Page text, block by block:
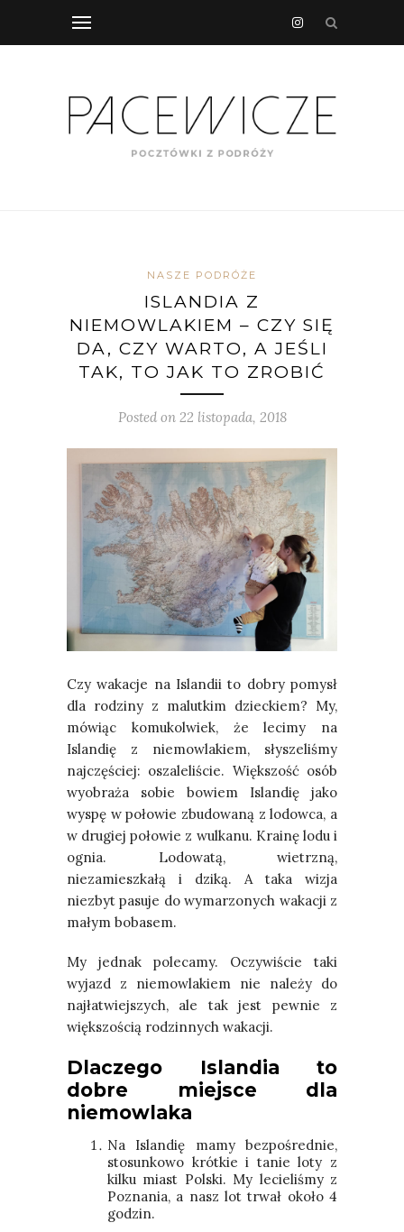
NASZE PODRÓŻE
ISLANDIA Z
NIEMOWLAKIEM – CZY SIĘ
DA, CZY WARTO, A JEŚLI
TAK, TO JAK TO ZROBIĆ
Posted on 22 listopada, 2018
Czy wakacje na Islandii to dobry pomysł
dla rodziny z malutkim dzieckiem? My,
mówiąc komukolwiek, że lecimy na
Islandię z niemowlakiem, słyszeliśmy
najczęściej: oszaleliście. Większość osób
wyobraża sobie bowiem Islandię jako
wyspę w połowie zbudowaną z lodowca, a
w drugiej połowie z wulkanu. Krainę lodu i
ognia. Lodowatą, wietrzną,
niezamieszkałą i dziką. A taka wizja
niezbyt pasuje do wymarzonych wakacji z
małym bobasem.
My jednak polecamy. Oczywiście taki
wyjazd z niemowlakiem nie należy do
najłatwiejszych, ale tak jest pewnie z
większością rodzinnych wakacji.
Dlaczego Islandia to
dobre miejsce dla
niemowlaka
Na Islandię mamy bezpośrednie,
stosunkowo krótkie i tanie loty z
kilku miast Polski. My lecieliśmy z
Poznania, a nasz lot trwał około 4
godzin.